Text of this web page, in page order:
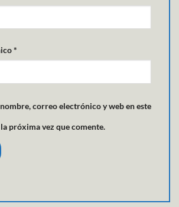
*
correo electrónico y web en este
próxima vez que comente.